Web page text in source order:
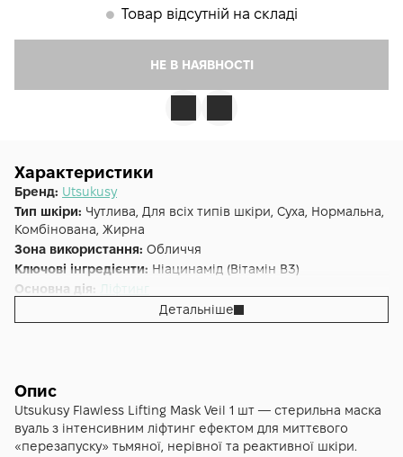
𒊹 Товар відсутній на складі
НЕ В НАЯВНОСТІ
Характеристики
Бренд: Utsukusy
Тип шкіри: Чутлива, Для всіх типів шкіри, Суха, Нормальна,
Комбінована, Жирна
Зона використання: Обличчя
Ключові інгредієнти: Ніацинамід (Вітамін B3)
Основна дія: Ліфтинг
Додаткові властивості:Cruelty-free, Веганська, Без
парабенів
Альтернативна назва:
Lifting Mask 1 шт
Детальніше
Опис
Utsukusy Flawless Lifting Mask Veil 1 шт — стерильна маска
вуаль з інтенсивним ліфтинг ефектом для миттєвого
«перезапуску» тьмяної, нерівної та реактивної шкіри.